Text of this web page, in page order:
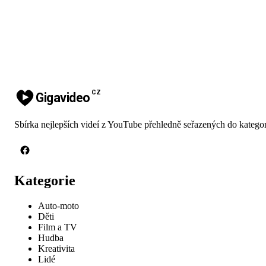
Gigavideo CZ
Sbírka nejlepších videí z YouTube přehledně seřazených do
Kategorie
Auto-moto
Děti
Film a TV
Hudba
Kreativita
Lidé